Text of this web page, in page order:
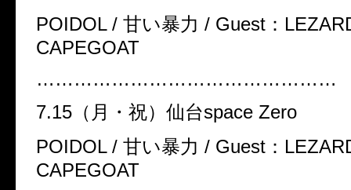
POIDOL / 甘い暴力 / Guest ：
CAPEGOAT
…………………………………………
7.15 （月・祝）仙台space Zero
POIDOL / 甘い暴力 / Guest ：
CAPEGOAT